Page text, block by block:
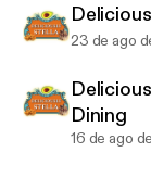
23 de ago
Dining
16 de ago